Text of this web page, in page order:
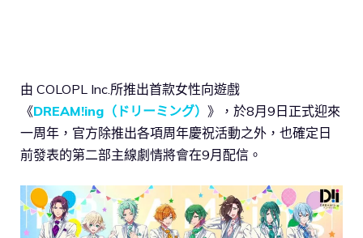
由 COLOPL Inc.所推出首款女性向遊戲
《DREAM!ing（ドリーミング） 》，於8月9日正式迎來
一周年，官方除推出各項周年慶祝活動之外，也確定日
前發表的第二部主線劇情將會在9月配信。